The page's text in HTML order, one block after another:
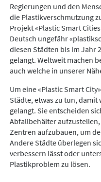
Regierungen und den
die Plastikverschmutzung
Projekt «Plastic Smart
Deutsch ungefähr
diesen Städten bis im Jahr
gelangt. Weltweit machen
auch welche in unserer
Um eine «Plastic Smart
Städte, etwas zu tun,
gelangt. Sie entscheiden
Abfallbehälter
Zentren aufzubauen, um
Andere Städte überlegen
verbessern lässt oder
Plastikproblem zu lösen.